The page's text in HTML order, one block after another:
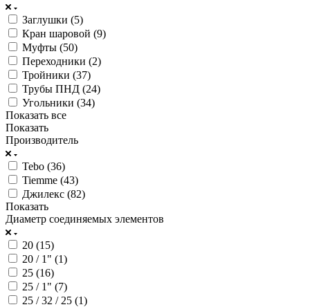
Заглушки (5)
Кран шаровой (9)
Муфты (50)
Переходники (2)
Тройники (37)
Трубы ПНД (24)
Угольники (34)
Показать все
Показать
Производитель
Tebo (36)
Tiemme (43)
Джилекс (82)
Показать
Диаметр соединяемых элементов
20 (15)
20 / 1" (1)
25 (16)
25 / 1" (7)
25 / 32 / 25 (1)